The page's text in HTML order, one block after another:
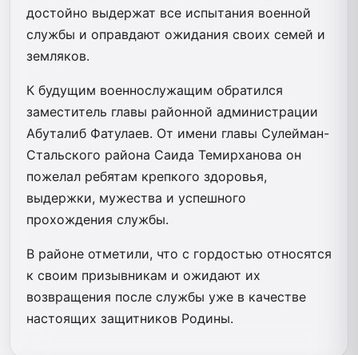
достойно выдержат все испытания военной
службы и оправдают ожидания своих семей и
земляков.
К будущим военнослужащим обратился
заместитель главы районной администрации
Абуталиб Фатулаев. От имени главы Сулейман-
Стальского района Саида Темирханова он
пожелал ребятам крепкого здоровья,
выдержки, мужества и успешного
прохождения службы.
В районе отметили, что с гордостью относятся
к своим призывникам и ожидают их
возвращения после службы уже в качестве
настоящих защитников Родины.